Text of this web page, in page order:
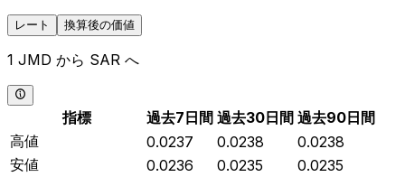
レート 換算後の価値
1 JMD から SAR へ
指標 過去7日間 過去30日間 過去90日間
高値
0.0237 0.0238
0.0238
安値
0.0236 0.0235
0.0235